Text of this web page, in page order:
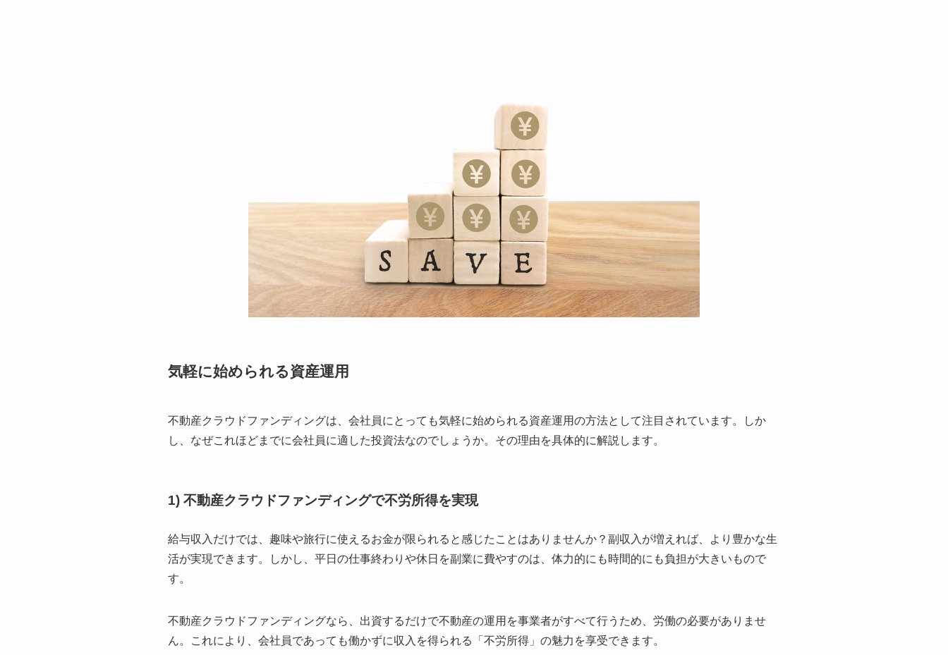
気軽に始められる資産運用
不動産クラウドファンディングは、会社員にとっても気軽に始められる資産運用の方法として注目されています。しか
し、なぜこれほどまでに会社員に適した投資法なのでしょうか。その理由を具体的に解説します。
1) 不動産クラウドファンディングで不労所得を実現
給与収入だけでは、趣味や旅行に使えるお金が限られると感じたことはありませんか？副収入が増えれば、より豊かな生
活が実現できます。しかし、平日の仕事終わりや休日を副業に費やすのは、体力的にも時間的にも負担が大きいもので
す。
不動産クラウドファンディングなら、出資するだけで不動産の運用を事業者がすべて行うため、労働の必要がありませ
ん。これにより、会社員であっても働かずに収入を得られる「不労所得」の魅力を享受できます。